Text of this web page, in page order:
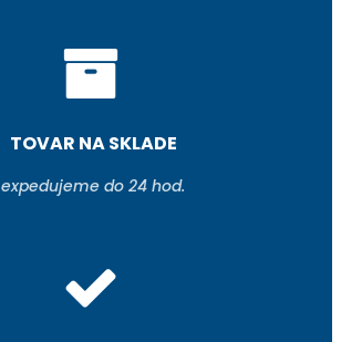
TOVAR NA SKLADE
expedujeme do 24 hod.